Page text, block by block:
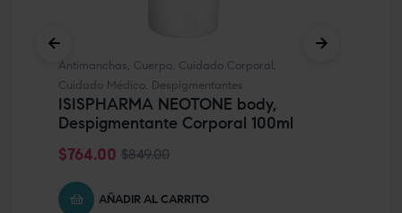
Antimanchas, Cuerpo, Cuidado Corporal ,
Cuidado Médico, Despigmentantes
ISISPHARMA NEOTONE body,
Despigmentante Corporal 100ml
$849.00
$764.00
AÑADIR AL CARRITO